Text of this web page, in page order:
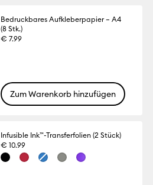
Bedruckbares Aufkleberpapier – A4
(8 Stk.)
€ 7.99
Zum Warenkorb hinzufügen
Infusible Ink™-Transferfolien (2 Stück)
€ 10.99